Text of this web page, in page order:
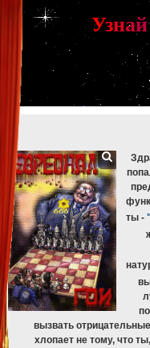
[phpBB Debug] PHP Warning : in file
mysqli_fetch_assoc(): Couldn't fetch
[phpBB Debug] PHP Warning: in file
mysqli_free_result(): Couldn't fetch
[phpBB Debug] PHP Warning
mysqli_fetch_assoc(): Couldn't fetch
[phpBB Debug] PHP Warning
: in file
mysqli_free_result(): Couldn't fetch
[phpBB Debug] PHP Warning: in file
mysqli_fetch_assoc(): Couldn't fetch
[phpBB Debug] PHP Warning
mysqli_free_result(): Couldn't fetch
Узнай
ты -
вызвать
хлопает не тому, что